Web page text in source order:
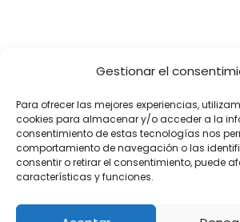
Gestionar el
Para ofrecer las mejores experiencias,
cookies para almacenar y/o acceder a la
consentimiento de estas tecnologías nos
comportamiento de navegación o las
consentir o retirar el consentimiento, puede
características y funciones.